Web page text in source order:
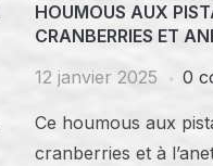
HOUMOUS AUX
CRANBERRIES ET
12 janvier 2025
0
Ce houmous aux
cranberries et à